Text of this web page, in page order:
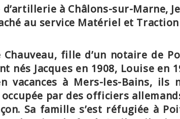
à Châlons-sur-Marne,
au service Matériel et
, fille d’un notaire de
nés Jacques en 1908, Louise en
vacances à Mers-les-Bains,
occupée par des officiers
. Sa famille s’est réfugiée à